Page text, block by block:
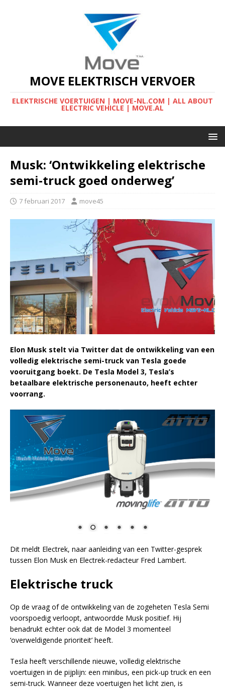
MOVE ELEKTRISCH VERVOER
ELEKTRISCHE VOERTUIGEN | MOVE-NL.COM | ALL ABOUT
ELECTRIC VEHICLE | MOVE.AL
Musk: ‘Ontwikkeling elektrische
semi-truck goed onderweg’
7 februari 2017 move45
Elon Musk stelt via Twitter dat de ontwikkeling van een
volledig elektrische semi-truck van Tesla goede
vooruitgang boekt. De Tesla Model 3, Tesla’s
betaalbare elektrische personenauto, heeft echter
voorrang.
Dit meldt Electrek, naar aanleiding van een Twitter-gesprek
tussen Elon Musk en Electrek-redacteur Fred Lambert.
Elektrische truck
Op de vraag of de ontwikkeling van de zogeheten Tesla Semi
voorspoedig verloopt, antwoordde Musk positief. Hij
benadrukt echter ook dat de Model 3 momenteel
‘overweldigende prioriteit’ heeft.
Tesla heeft verschillende nieuwe, volledig elektrische
voertuigen in de pijplijn: een minibus, een pick-up truck en een
semi-truck. Wanneer deze voertuigen het licht zien, is